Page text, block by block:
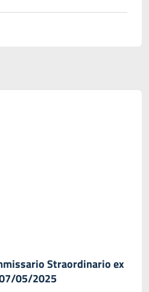
Straordinario ex
05/2025